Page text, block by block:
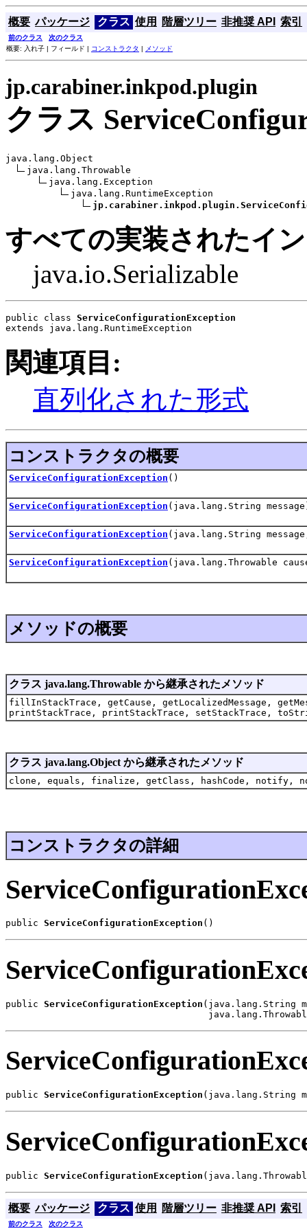
概要 パッケージ クラス 使用 階層ツリー 非推奨 API 索引
前のクラス
次のクラス
概要: 入れ子 | フィールド | コンストラクタ | メソッド
jp.carabiner.inkpod.plugin
クラス
java.lang.Object
java.lang.Throwable
java.lang.Exception
java.lang.RuntimeException
すべての実装されたイ
java.io.Serializable
public class ServiceConfigurationException
extends java.lang.RuntimeException
関連項目:
直列化された形式
コンストラクタの概要
ServiceConfigurationException ()
ServiceConfigurationException (java.lang.String
ServiceConfigurationException (java.lang.String
ServiceConfigurationException (java.lang.Throwable
メソッドの概要
クラス java.lang.Throwable から継承されたメソッド
fillInStackTrace, getCause, getLocalizedMessage,
printStackTrace, printStackTrace, setStackTrace,
クラス java.lang.Object から継承されたメソッド
clone, equals, finalize, getClass, hashCode,
コンストラクタの詳細
public ServiceConfigurationException ()
public ServiceConfigurationException (java.lang.String
public ServiceConfigurationException (java.lang.String
public ServiceConfigurationException
概要 パッケージ クラス 使用 階層ツリー 非推奨 API 索引
前のクラス
次のクラス